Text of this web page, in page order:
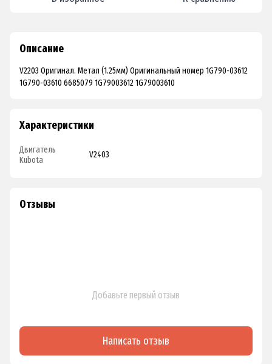
Описание
V2203 Оригинал. Метал (1.25мм) Оригинальный номер 1G790-03612
1G790-03610 6685079 1G79003612 1G79003610
Характеристики
Двигатель
Kubota
V2403
Отзывы
Добавьте первый отзыв
Написать отзыв